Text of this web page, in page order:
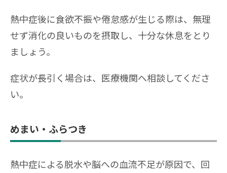
熱中症後に食欲不振や倦怠感が生じる際は、無理
せず消化の良いものを摂取し、十分な休息をとり
ましょう。
症状が長引く場合は、医療機関へ相談してくださ
い。
めまい・ふらつき
熱中症による脱水や脳への血流不足が原因で、回